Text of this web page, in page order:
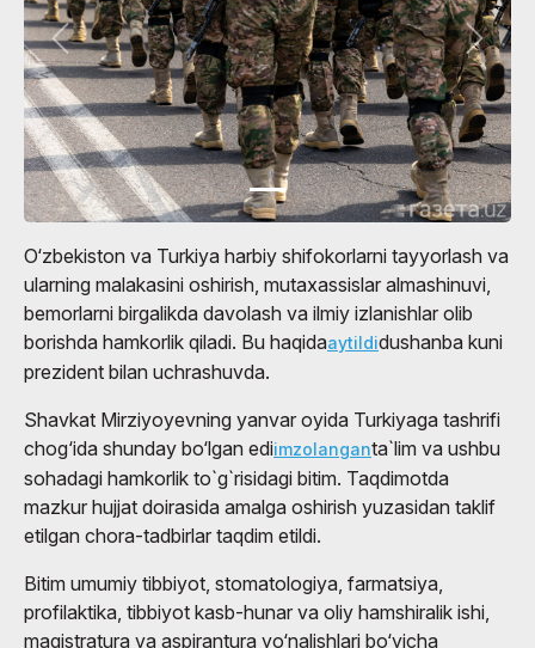
O‘zbekiston va Turkiya harbiy shifokorlarni tayyorlash va
ularning malakasini oshirish, mutaxassislar almashinuvi,
bemorlarni birgalikda davolash va ilmiy izlanishlar olib
borishda hamkorlik qiladi. Bu haqidaaytildidushanba kuni
prezident bilan uchrashuvda.
Shavkat Mirziyoyevning yanvar oyida Turkiyaga tashrifi
chog‘ida shunday bo‘lgan ediimzolanganta`lim va ushbu
sohadagi hamkorlik to`g`risidagi bitim. Taqdimotda
mazkur hujjat doirasida amalga oshirish yuzasidan taklif
etilgan chora-tadbirlar taqdim etildi.
Bitim umumiy tibbiyot, stomatologiya, farmatsiya,
profilaktika, tibbiyot kasb-hunar va oliy hamshiralik ishi,
magistratura va aspirantura yo‘nalishlari bo‘yicha